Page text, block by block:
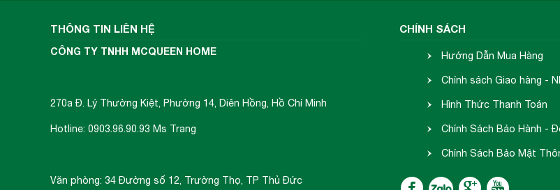
Kích thước mặt ngoài: 78.5(Rộng) x 394(Cao) x 76.5(Sâu) mm
Kích thước mặt trong: 78.5(Rộng) x 394(Cao) x 69.5(Sâu) mm
Khóa bluetooth: không giới hạn
Thẻ từ: 100 thẻ
Vật liệu: Nhôm, Kẽm, Nhựa ABS
THÔNG TIN LIÊN HỆ
CÔNG TY TNHH MCQUEEN HOME
270a Đ. Lý Thường Kiệt, Phường 14, Diên Hồng, Hồ Chí Minh
Hotline: 0903.96.90.93 Ms Trang
Văn phòng: 34 Đường số 12, Trường Thọ, TP Thủ Đức
CHÍNH SÁCH
Hướng Dẫn Mua Hàng
Chính sách Giao hàng -
hàng
Hình Thức Thanh Toán
Chính Sách Bảo Hành -
Trả
Chính Sách Bảo Mật
Tin